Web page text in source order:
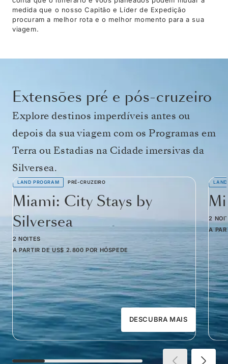
medida que o nosso Capitão e Líder de Expedição
procuram a melhor rota e o melhor momento para a sua
viagem.
Extensões pré e pós-cruzeiro
Explore destinos imperdíveis antes ou
depois da sua viagem com os Programas em
Terra ou Estadias na Cidade imersivas da
Silversea.
LAND PROGRAM PRÉ-CRUZEIRO
Miami: City Stays by
Silversea
2 NOITES
A PARTIR DE US$ 2.800 POR HÓSPEDE
DESCUBRA MAIS
2
A